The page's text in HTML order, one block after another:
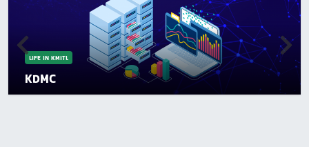
LIFE IN KMITL
KDMC